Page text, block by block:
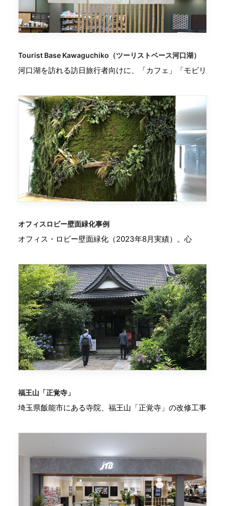
Tourist Base Kawaguchiko（ツーリストベース河口湖）
河口湖を訪れる訪日旅行者向けに、「カフェ」「モビリ
オフィスロビー壁面緑化事例
オフィス・ロビー壁面緑化（2023年8月実績）。心
福王山「正覚寺」
埼玉県飯能市にある寺院、福王山「正覚寺」の改修工事